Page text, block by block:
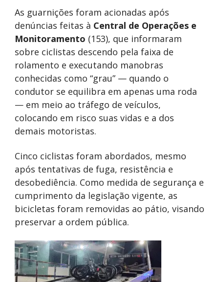
As guarnições foram acionadas após
denúncias feitas à Central de Operações e
Monitoramento (153), que informaram
sobre ciclistas descendo pela faixa de
rolamento e executando manobras
conhecidas como “grau” — quando o
condutor se equilibra em apenas uma roda
— em meio ao tráfego de veículos,
colocando em risco suas vidas e a dos
demais motoristas.
Cinco ciclistas foram abordados, mesmo
após tentativas de fuga, resistência e
desobediência. Como medida de segurança e
cumprimento da legislação vigente, as
bicicletas foram removidas ao pátio, visando
preservar a ordem pública.